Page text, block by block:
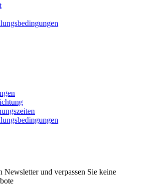
Newsletter und verpassen Sie keine